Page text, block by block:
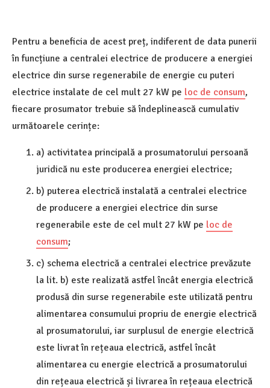
Pentru a beneficia de acest preț, indiferent de data punerii
în funcțiune a centralei electrice de producere a energiei
electrice din surse regenerabile de energie cu puteri
electrice instalate de cel mult 27 kW pe loc de consum,
fiecare prosumator trebuie să îndeplinească cumulativ
următoarele cerințe:
a) activitatea principală a prosumatorului persoană
juridică nu este producerea energiei electrice;
b) puterea electrică instalată a centralei electrice
de producere a energiei electrice din surse
regenerabile este de cel mult 27 kW pe loc de
consum;
c) schema electrică a centralei electrice prevăzute
la lit. b) este realizată astfel încât energia electrică
produsă din surse regenerabile este utilizată pentru
alimentarea consumului propriu de energie electrică
al prosumatorului, iar surplusul de energie electrică
este livrat în rețeaua electrică, astfel încât
alimentarea cu energie electrică a prosumatorului
din rețeaua electrică și livrarea în rețeaua electrică